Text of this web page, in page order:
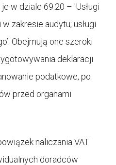
w dziale 69.20 – 'Usługi
zakresie audytu; usługi
Obejmują one szeroki
deklaracji
podatkowe, po
przed organami
naliczania VAT
doradców